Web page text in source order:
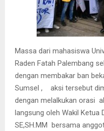
Massa dari mahasiswa
Raden Fatah Palembang
dengan membakar ban
Sumsel ,
aksi tersebut
dengan melalkukan orasi
langsung oleh Wakil Ketua
SE,SH.MM bersama